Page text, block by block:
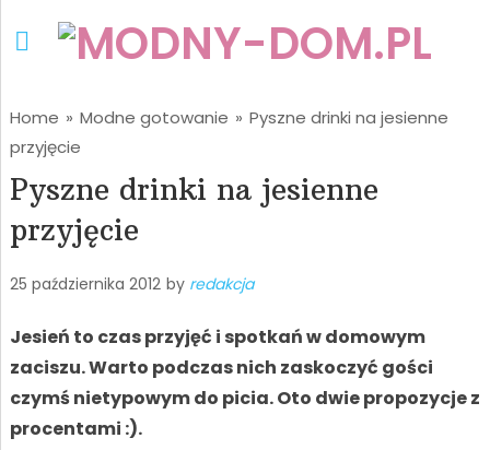
Home » Modne gotowanie » Pyszne drinki na jesienne
przyjęcie
Pyszne drinki na jesienne
przyjęcie
25 października 2012 by redakcja
Jesień to czas przyjęć i spotkań w domowym
zaciszu. Warto podczas nich zaskoczyć gości
czymś nietypowym do picia. Oto dwie propozycje z
procentami :).